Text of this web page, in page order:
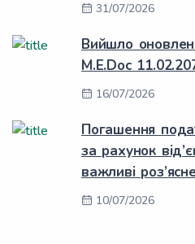
31/07/2026
Вийшло
M.E.Doc
16/07/2026
Погашення
за рахунок
важливі
10/07/2026